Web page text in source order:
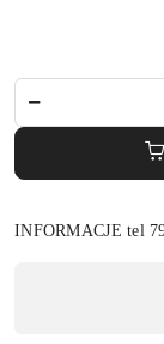
INFORMACJE tel